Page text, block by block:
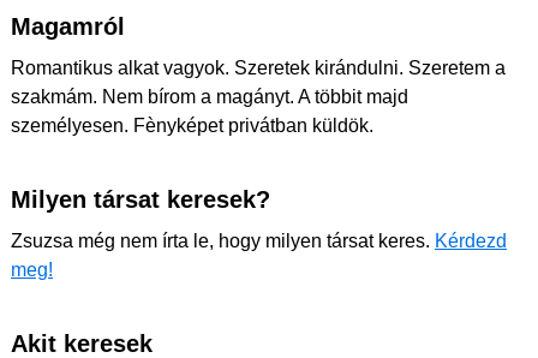
Magamról
Romantikus alkat vagyok. Szeretek kirándulni. Szeretem a
szakmám. Nem bírom a magányt. A többit majd
személyesen. Fènyképet privátban küldök.
Milyen társat keresek?
Zsuzsa még nem írta le, hogy milyen társat keres. Kérdezd
meg!
Akit keresek